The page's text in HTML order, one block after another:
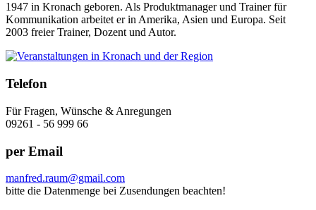
1947 in Kronach geboren. Als Produktmanager und Trainer für
Kommunikation arbeitet er in Amerika, Asien und Europa. Seit
2003 freier Trainer, Dozent und Autor.
Telefon
Für Fragen, Wünsche & Anregungen
09261 - 56 999 66
per Email
manfred.raum@gmail.com
bitte die Datenmenge bei Zusendungen beachten!